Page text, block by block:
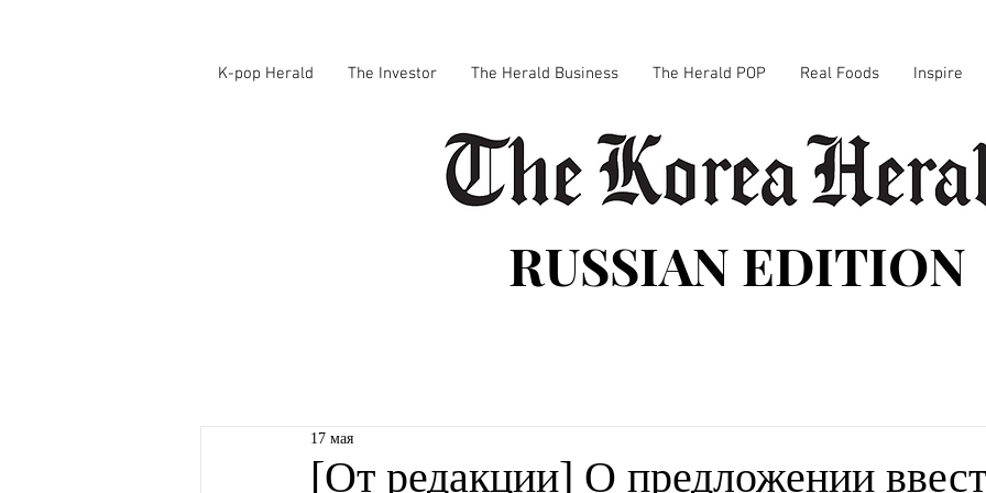
K-pop Herald The Investor The Herald Business The Herald POP Real Foods Inspire
RUSSIAN EDITION
[От редакции] О предложении
17 мая